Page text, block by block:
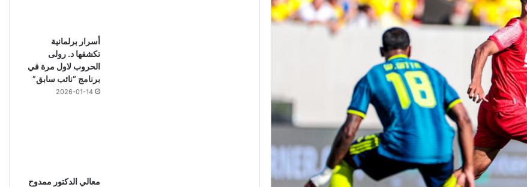
أسرار برلمانية
تكشفها د. رولى
الحروب لاول مرة في
برنامج “نائب سابق”
2026-01-14
معالي الدكتور ممدوح